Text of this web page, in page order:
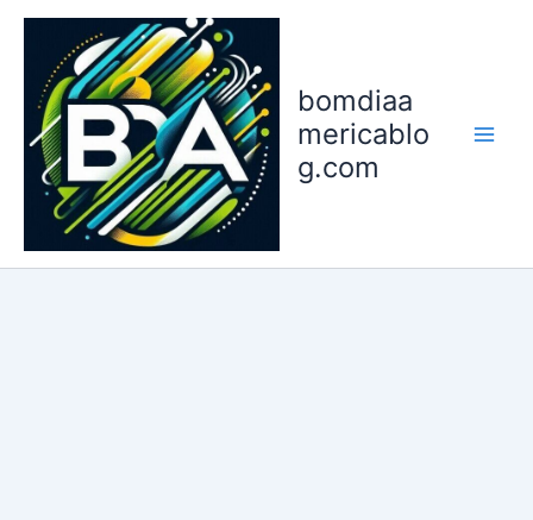
conteúdo
bomdiaa
mericablo
g.com